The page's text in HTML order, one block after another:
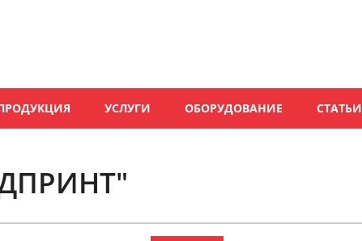
УСЛУГИ ОБОРУДОВАНИЕ СТАТЬИ